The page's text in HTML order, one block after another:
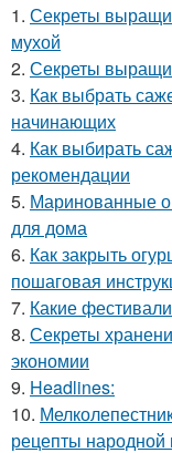
1. Секреты
мухой
2. Секреты
3. Как выбрать
начинающих
4. Как выбирать
рекомендации
5. Маринованные
для дома
6. Как закрыть
пошаговая
7. Какие
8. Секреты
экономии
9. Headlines:
10.
рецепты